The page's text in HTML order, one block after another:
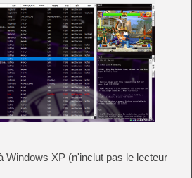
Windows XP (n'inclut pas le lecteur